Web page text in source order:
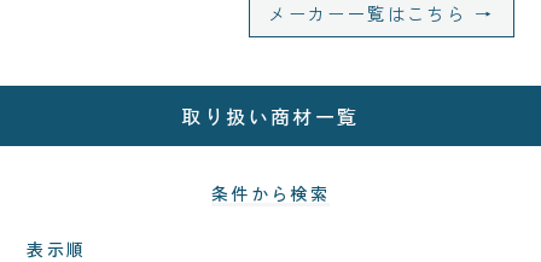
メーカー一覧はこちら →
取り扱い商材一覧
条件から検索
表示順